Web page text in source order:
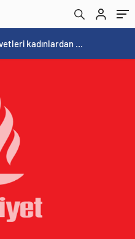
Norweç silahlı kuvvetleri kadınlardan oluşan özel kuvvetler eğitimlerini başlattı.